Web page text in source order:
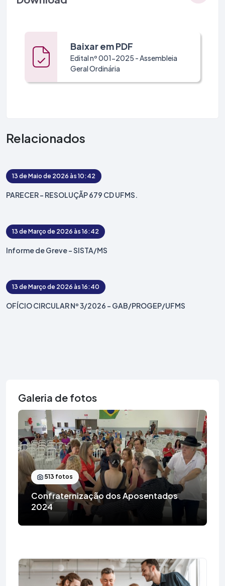
Baixar em PDF
Edital nº 001-2025 - Assembleia
Geral Ordinária
Relacionados
13 de Maio de 2026 às 10:42
PARECER - RESOLUÇÃP 679 CD UFMS.
13 de Março de 2026 às 16:42
Informe de Greve – SISTA/MS
13 de Março de 2026 às 16:40
OFÍCIO CIRCULAR Nº 3/2026 - GAB/PROGEP/UFMS
Galeria de fotos
513 fotos
Confraternização dos Aposentados
2024